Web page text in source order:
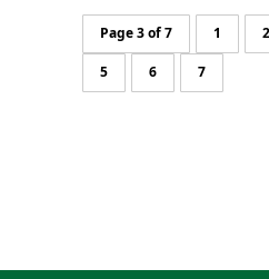
Page 3 of 7 1 2
5 6 7